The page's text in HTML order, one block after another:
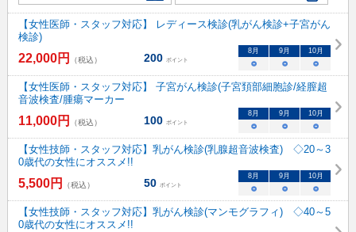
【女性医師・スタッフ対応】 レディース検診(乳がん検診+子宮がん
検診)
22,000円 （税込） 200 ポイント
8月 9月 10月
○ ○ ○
【女性医師・スタッフ対応】 子宮がん検診(子宮頚部細胞診/経膣超
音波検査/腫瘍マーカー
11,000円 （税込） 100 ポイント
8月 9月 10月
○ ○ ○
【女性技師・スタッフ対応】乳がん検診(乳腺超音波検査) ◇20～3
0歳代の女性にオススメ!!
5,500円 （税込） 50 ポイント
8月 9月 10月
○ ○ ○
【女性技師・スタッフ対応】乳がん検診(マンモグラフィ) ◇40～5
0歳代の女性にオススメ!!